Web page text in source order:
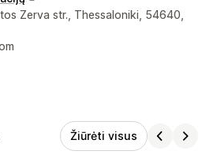
Zerva str., Thessaloniki, 54640,
Žiūrėti visus